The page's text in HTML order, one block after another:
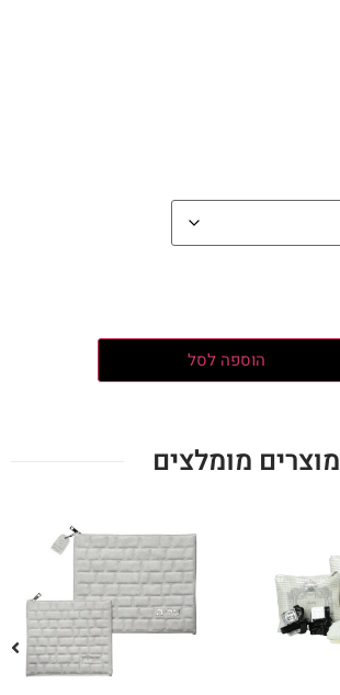
הוספה לסל
מוצרים מומלצים